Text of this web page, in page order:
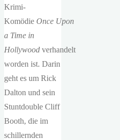
Krimi-
Komödie Once Upon
a Time in
Hollywood verhandelt
worden ist. Darin
geht es um Rick
Dalton und sein
Stuntdouble Cliff
Booth, die im
schillernden